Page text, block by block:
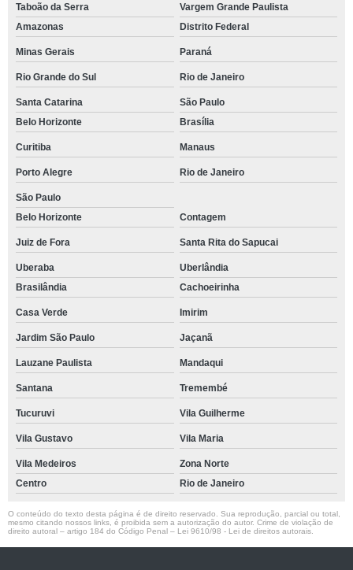
Taboão da Serra
Vargem Grande Paulista
Amazonas
Distrito Federal
Minas Gerais Paraná
Rio Grande do Sul Rio de Janeiro
Santa Catarina
São Paulo
Belo Horizonte
Brasília
Curitiba Manaus
Porto Alegre Rio de Janeiro
São Paulo
Belo Horizonte
Contagem
Juiz de Fora Santa Rita do Sapucai
Uberaba
Uberlândia
Brasilândia
Cachoeirinha
Casa Verde Imirim
Jardim São Paulo Jaçanã
Lauzane Paulista Mandaqui
Santana Tremembé
Tucuruvi Vila Guilherme
Vila Gustavo Vila Maria
Vila Medeiros
Zona Norte
Centro
Rio de Janeiro
O conteúdo do texto desta página é de direito reservado. Sua reprodução, parcial ou total,
mesmo citando nossos links, é proibida sem a autorização do autor. Crime de violação de
direito autoral – artigo 184 do Código Penal – Lei 9610/98 - Lei de direitos autorais